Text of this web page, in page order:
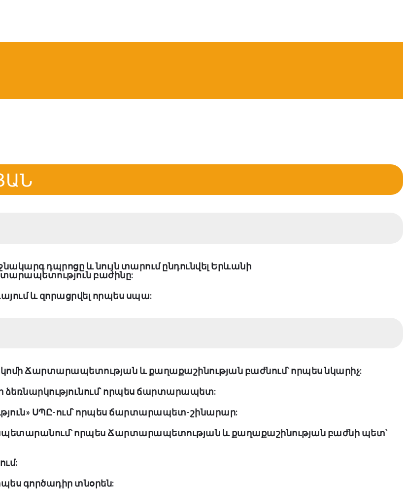
դպրոցը և նույն տարում ընդունվել Երևանի
բաժինը:
և զորացրվել որպես սպա:
Ճարտարապետության և քաղաքաշինության բաժնում՝ որպես նկարիչ:
որպես ճարտարապետ:
ՍՊԸ-ում՝ որպես ճարտարապետ-շինարար:
որպես Ճարտարապետության և քաղաքաշինության բաժնի պետ`
գործադիր տնօրեն: